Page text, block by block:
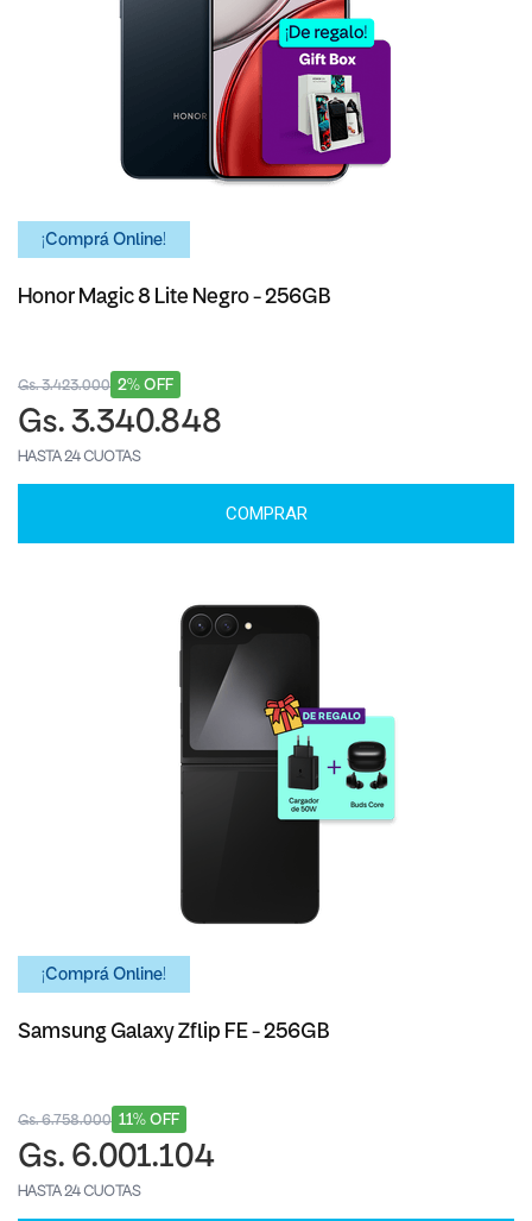
¡Comprá Online!
Honor Magic 8 Lite Negro - 256GB
2% OFF
Gs. 3.423.000
Gs. 3.340.848
HASTA 24 CUOTAS
COMPRAR
¡Comprá Online!
Samsung Galaxy Zflip FE - 256GB
11% OFF
Gs. 6.758.000
Gs. 6.001.104
HASTA 24 CUOTAS